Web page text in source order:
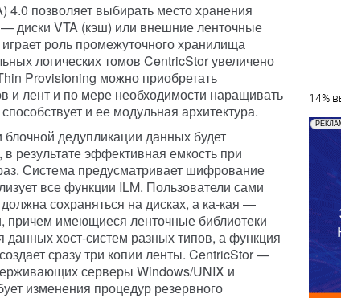
4.0 позволяет выбирать место хранения
диски VTA (кэш) или внешние ленточные
роль промежуточного хранилища
логических томов CentricStor увеличено
Provisioning можно приобретать
и лент и по мере необходимости наращивать
и ее модульная архитектура.
дедупликации данных будет
результате эффективная емкость при
Система предусматривает шифрование
все функции ILM. Пользователи сами
сохраняться на дисках, а ка-кая —
причем имеющиеся ленточные библиотеки
хост-систем разных типов, а функция
сразу три копии ленты. CentricStor —
серверы Windows/UNIX и
изменения процедур резервного
14%